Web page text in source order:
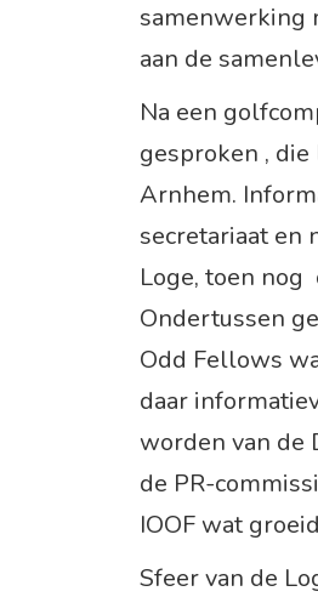
samenwerking
aan de
Na een
gesproken ,
Arnhem.
secretariaat en
Loge, toen
Ondertussen
Odd Fellows
daar
worden van de
de PR-
IOOF wat
Sfeer van de